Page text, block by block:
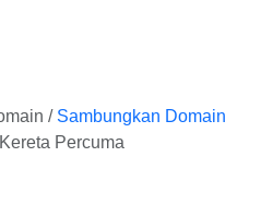
/ Sambungkan Domain
Percuma